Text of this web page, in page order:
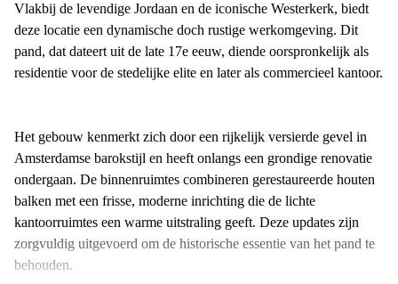
Vlakbij de levendige Jordaan en de iconische Westerkerk, biedt
deze locatie een dynamische doch rustige werkomgeving. Dit
pand, dat dateert uit de late 17e eeuw, diende oorspronkelijk als
residentie voor de stedelijke elite en later als commercieel kantoor.
Het gebouw kenmerkt zich door een rijkelijk versierde gevel in
Amsterdamse barokstijl en heeft onlangs een grondige renovatie
ondergaan. De binnenruimtes combineren gerestaureerde houten
balken met een frisse, moderne inrichting die de lichte
kantoorruimtes een warme uitstraling geeft. Deze updates zijn
zorgvuldig uitgevoerd om de historische essentie van het pand te
behouden.